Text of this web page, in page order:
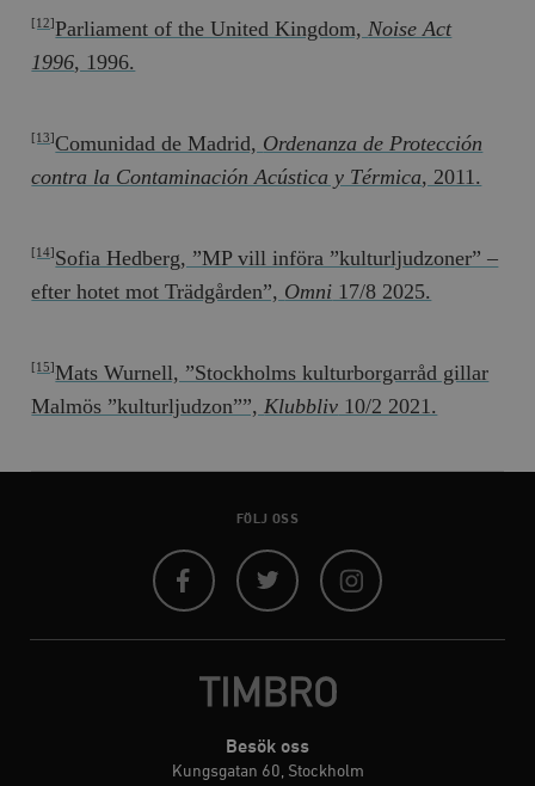
[12]Parliament of the United Kingdom, Noise Act
1996, 1996.
[13] Comunidad de Madrid, Ordenanza de Protección
contra la Contaminación Acústica y Térmica, 2011.
[14] Sofia Hedberg, ”MP vill införa ”kulturljudzoner” –
efter hotet mot Trädgården”, Omni 17/8 2025.
[15]Mats Wurnell, ”Stockholms kulturborgarråd gillar
Malmös ”kulturljudzon””, Klubbliv 10/2 2021.
FÖLJ OSS
Besök oss
Kungsgatan 60, Stockholm